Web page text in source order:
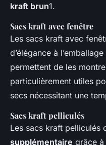
kraft brun1.
Sacs kraft avec fenêtre
Les sacs kraft avec
d’élégance à
permettent de les
particulièrement utiles
secs nécessitant une
Sacs kraft pelliculés
Les sacs kraft pelliculés
supplémentaire grâce